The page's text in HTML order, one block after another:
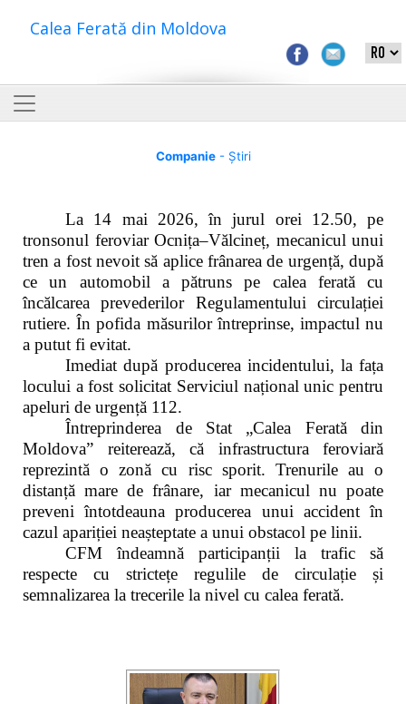
Calea Ferată din Moldova
Companie- Știri
La 14 mai 2026, în jurul orei 12.50, pe
tronsonul feroviar Ocnița–Vălcineț, mecanicul unui
tren a fost nevoit să aplice frânarea de urgență, după
ce un automobil a pătruns pe calea ferată cu
încălcarea prevederilor Regulamentului circulației
rutiere. În pofida măsurilor întreprinse, impactul nu
a putut fi evitat.
Imediat după producerea incidentului, la fața
locului a fost solicitat Serviciul național unic pentru
apeluri de urgență 112.
Întreprinderea de Stat „Calea Ferată din
Moldova” reiterează, că infrastructura feroviară
reprezintă o zonă cu risc sporit. Trenurile au o
distanță mare de frânare, iar mecanicul nu poate
preveni întotdeauna producerea unui accident în
cazul apariției neașteptate a unui obstacol pe linii.
CFM îndeamnă participanții la trafic să
respecte cu strictețe regulile de circulație și
semnalizarea la trecerile la nivel cu calea ferată.